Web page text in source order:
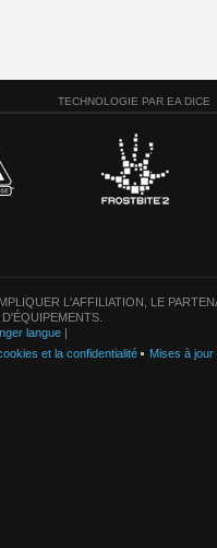
TECHNOLOGIE PAR EA DICE
L'AFFILIATION, LE
langue |
et la confidentialité
Mises à